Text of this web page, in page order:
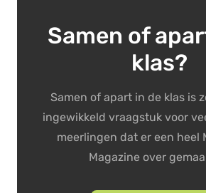
Samen of
klas?
Samen of apart in de klas is
ingewikkeld vraagstuk voor
meerlingen dat er een heel
Magazine over